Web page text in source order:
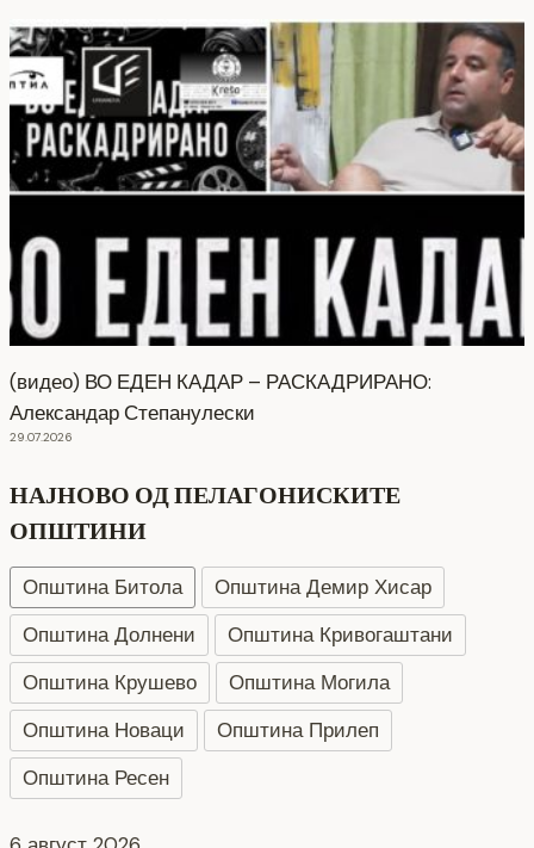
(видео) ВО ЕДЕН КАДАР – РАСКАДРИРАНО:
Александар Степанулески
29.07.2026
НАЈНОВО ОД ПЕЛАГОНИСКИТЕ
ОПШТИНИ
Општина Битола
Општина Демир Хисар
Општина Долнени
Општина Кривогаштани
Општина Крушево
Општина Могила
Општина Новаци
Општина Прилеп
Општина Ресен
СЕ АСФАЛТИРА УЛИЦАТА „КОЗАРА“